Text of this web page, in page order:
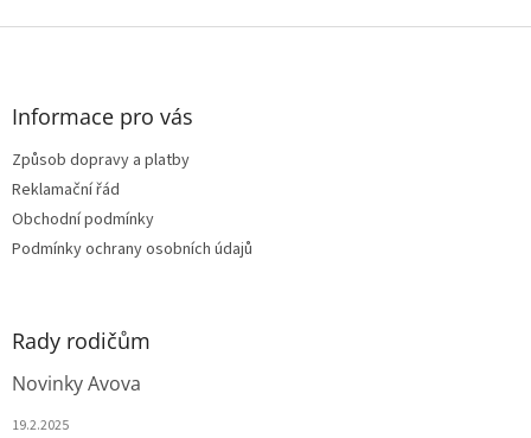
Z
Informace pro vás
Způsob dopravy a platby
Reklamační řád
Obchodní podmínky
Podmínky ochrany osobních údajů
Rady rodičům
Novinky Avova
19.2.2025